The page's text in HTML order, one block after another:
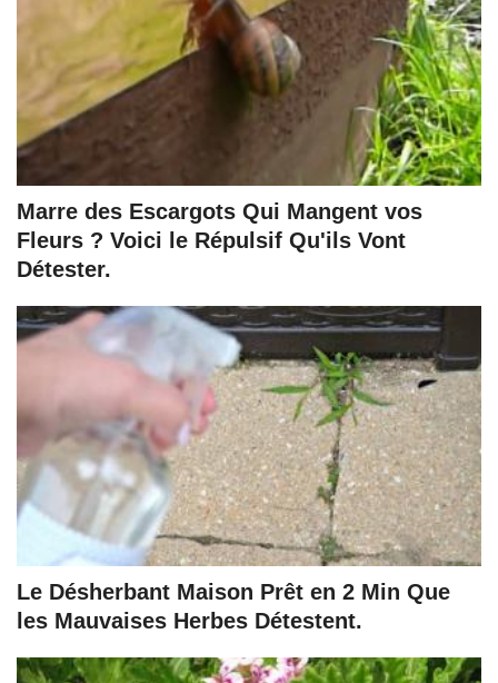
Marre des Escargots Qui Mangent vos
Fleurs ? Voici le Répulsif Qu'ils Vont
Détester.
Le Désherbant Maison Prêt en 2 Min Que
les Mauvaises Herbes Détestent.